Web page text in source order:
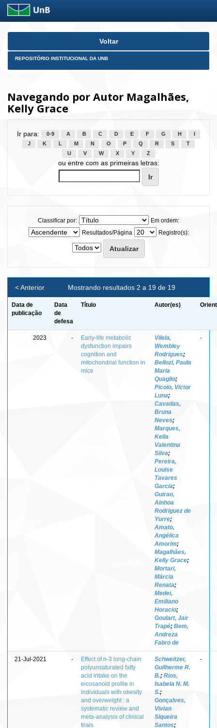
Skip
Voltar
REPOSITÓRIO INSTITUCIONAL DA UNB
Navegando por Autor Magalhães,
Kelly Grace
Ir para: 0-9 A B C D E F G H
J
K L M N O P Q R S
T
U
V W X Y Z
ou entre com as primeiras letras:
Classificar por:
Em ordem:
Resultados/Página
Registro(s):
Mostrando resultados 2 a 19 de 19
< Anterior
Data de
publicação
Data
de
defesa
Título Autor(es)
2023 -
Early-life metabolic
dysfunction impairs
cognition and
mitochondrial function in
mice
Vilela,
Wembley
Rodrigues;
Bellozi, Paula
Maria
Quaglio;
Picolo, Victor
Luna;
Cavadas,
Bruna
Neves;
Marques,
Keila
Valentina
Silva;
Pereira,
Louise
Tavares
Garcia;
Guirao,
Ainhoa
Rodriguez de
Yurre;
Amato,
Angélica
Amorim;
Magalhães,
Kelly Grace;
Mortari,
Márcia
Renata;
Medei,
Emiliano
Horacio;
Goulart, Jair
Trapé; Bem,
Andreza
Fabro de
-
21-Jul-2021 -
Effect of n-3 long-chain
polyunsaturated fatty
acid intake on the
eicosanoid profile in
individuals with obesity
and overweight : a
systematic review and
meta-analysis of clinical
trials
Schweitzer,
Guilherme R.
B.; Rios,
Isabela N. M.
S.;
Gonçalves,
Vivian
Siqueira
Santos;
-